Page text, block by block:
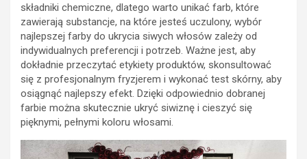
składniki chemiczne, dlatego warto unikać farb, które
zawierają substancje, na które jesteś uczulony, wybór
najlepszej farby do ukrycia siwych włosów zależy od
indywidualnych preferencji i potrzeb. Ważne jest, aby
dokładnie przeczytać etykiety produktów, skonsultować
się z profesjonalnym fryzjerem i wykonać test skórny, aby
osiągnąć najlepszy efekt. Dzięki odpowiednio dobranej
farbie można skutecznie ukryć siwiznę i cieszyć się
pięknymi, pełnymi koloru włosami.